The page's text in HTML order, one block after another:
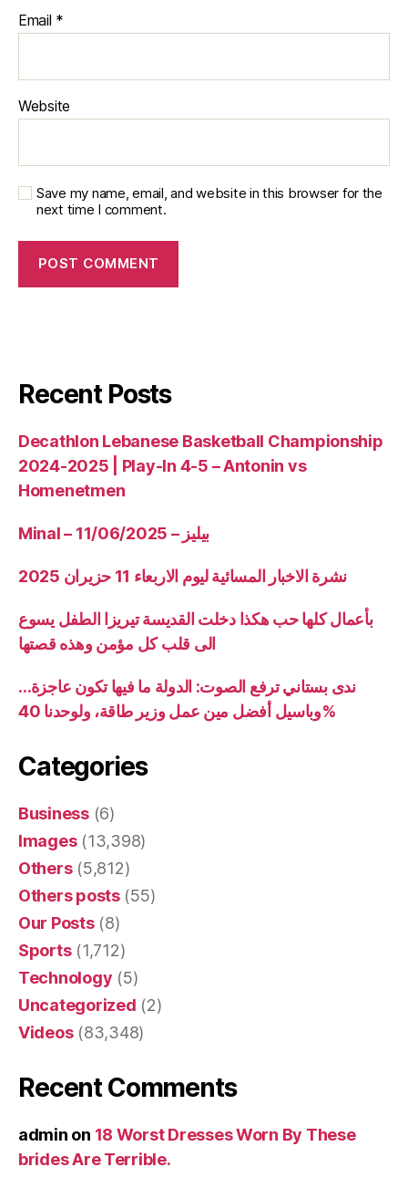
Email *
Website
Save my name, email, and website in this browser for the
next time I comment.
Recent Posts
Decathlon Lebanese Basketball Championship
2024-2025 | Play-In 4-5 – Antonin vs
Homenetmen
Minal – 11/06/2025 – بيليز
نشرة الاخبار المسائية ليوم الاربعاء 11 حزيران 2025
بأعمال كلها حب هكذا دخلت القديسة تيريزا الطفل يسوع
الى قلب كل مؤمن وهذه قصتها
ندى بستاني ترفع الصوت: الدولة ما فيها تكون عاجزة…
وباسيل أفضل مين عمل وزير طاقة، ولوحدنا 40%
Categories
Business(6)
Images(13,398)
Others(5,812)
Others posts(55)
Our Posts(8)
Sports(1,712)
Technology (5)
Uncategorized (2)
Videos(83,348)
Recent Comments
admin on 18 Worst Dresses Worn By These
brides Are Terrible.